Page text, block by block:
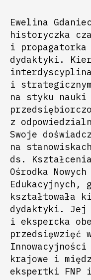
Ewelina
historyczka
i propagatorka
dydaktyki.
i
na styku
z
Swoje
na
ds.
Ośrodka
kształtowała
dydaktyki. Jej
i ekspercka
przedsięwzięć
krajowe i
ekspertki FNP i